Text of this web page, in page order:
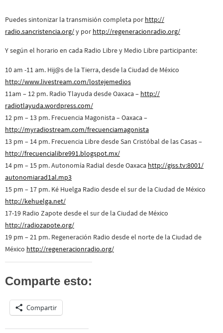
Puedes sintonizar la transmisión completa por http://
radio.sancristencia.org/y por http://regeneracionradio.org/
Y según el horario en cada Radio Libre y Medio Libre participante:
10 am -11 am. Hij@s de la Tierra, desde la Ciudad de México
http://www.livestream.com/lostejemedios
11am – 12 pm. Radio Tlayuda desde Oaxaca – http://
radiotlayuda.wordpress.com/
12 pm – 13 pm. Frecuencia Magonista – Oaxaca –
http://myradiostream.com/frecuenciamagonista
13 pm – 14 pm. Frecuencia Libre desde San Cristóbal de las Casas –
http://frecuencialibre991.blogspot.mx/
14 pm – 15 pm. Autonomía Radial desde Oaxaca http://giss.tv:8001/
autonomiarad1al.mp3
15 pm – 17 pm. Ké Huelga Radio desde el sur de la Ciudad de México
http://kehuelga.net/
17-19 Radio Zapote desde el sur de la Ciudad de México
http://radiozapote.org/
19 pm – 21 pm. Regeneración Radio desde el norte de la Ciudad de
México http://regeneracionradio.org/
Comparte esto:
Compartir